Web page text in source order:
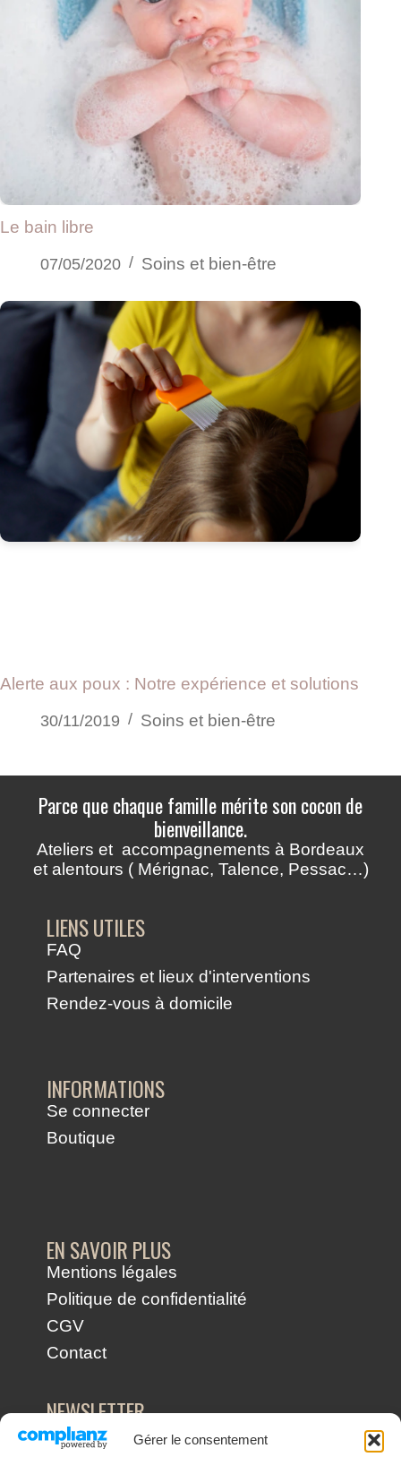
Gérer le consentement
Le bain libre
07/05/2020 Soins et bien-être
Alerte aux poux : Notre expérience et solutions
30/11/2019 Soins et bien-être
Parce que chaque famille mérite son cocon de
bienveillance.
Ateliers et accompagnements à Bordeaux
et alentours ( Mérignac, Talence, Pessac…)
LIENS UTILES
FAQ
Partenaires et lieux d'interventions
Rendez-vous à domicile
INFORMATIONS
Se connecter
Boutique
EN SAVOIR PLUS
Mentions légales
Politique de confidentialité
CGV
Contact
NEWSLETTER
Recevez nos dernières nouvelles et
conseils directement dans votre boîte mail